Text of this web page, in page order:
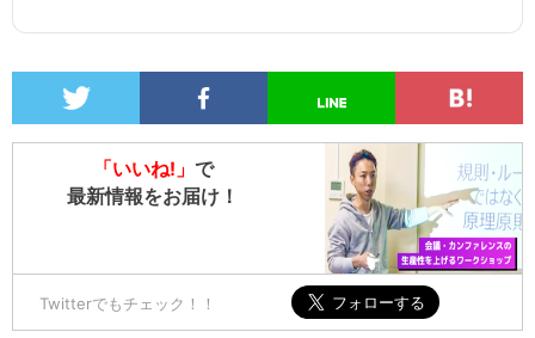
「いいね!」 で
最新情報をお届け！
Twitterでもチェック！！